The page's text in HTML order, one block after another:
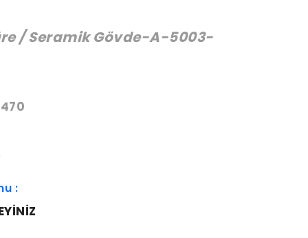
/ Seramik Gövde-A-5003-
: